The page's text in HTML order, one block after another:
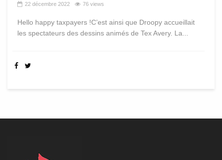
22 décembre 2022 76 views
Hello happy taxpayers !C’est ainsi que Droopy accueillait
les spectateurs des dessins animés de Tex Avery. La...